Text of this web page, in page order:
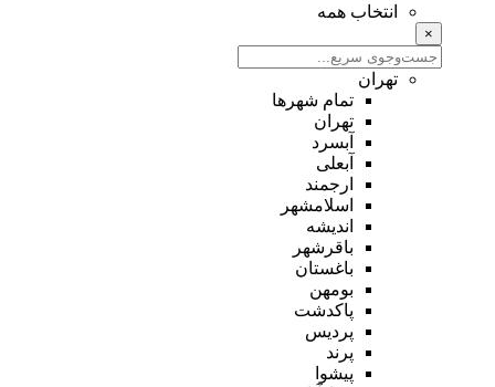
انتخاب همه
×
تهران
تمام شهر‌ها
تهران
آبسرد
آبعلی
ارجمند
اسلامشهر
اندیشه
باقرشهر
باغستان
بومهن
پاکدشت
پردیس
پرند
پیشوا